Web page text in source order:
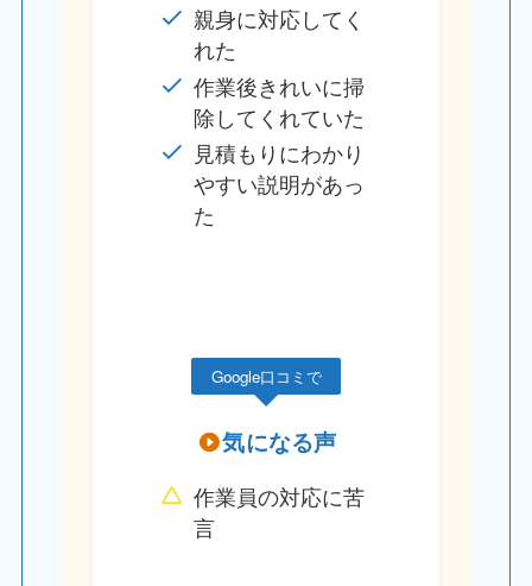
親身に対応してく
れた
作業後きれいに掃
除してくれていた
見積もりにわかり
やすい説明があっ
た
Google口コミで
気になる声
作業員の対応に苦
言